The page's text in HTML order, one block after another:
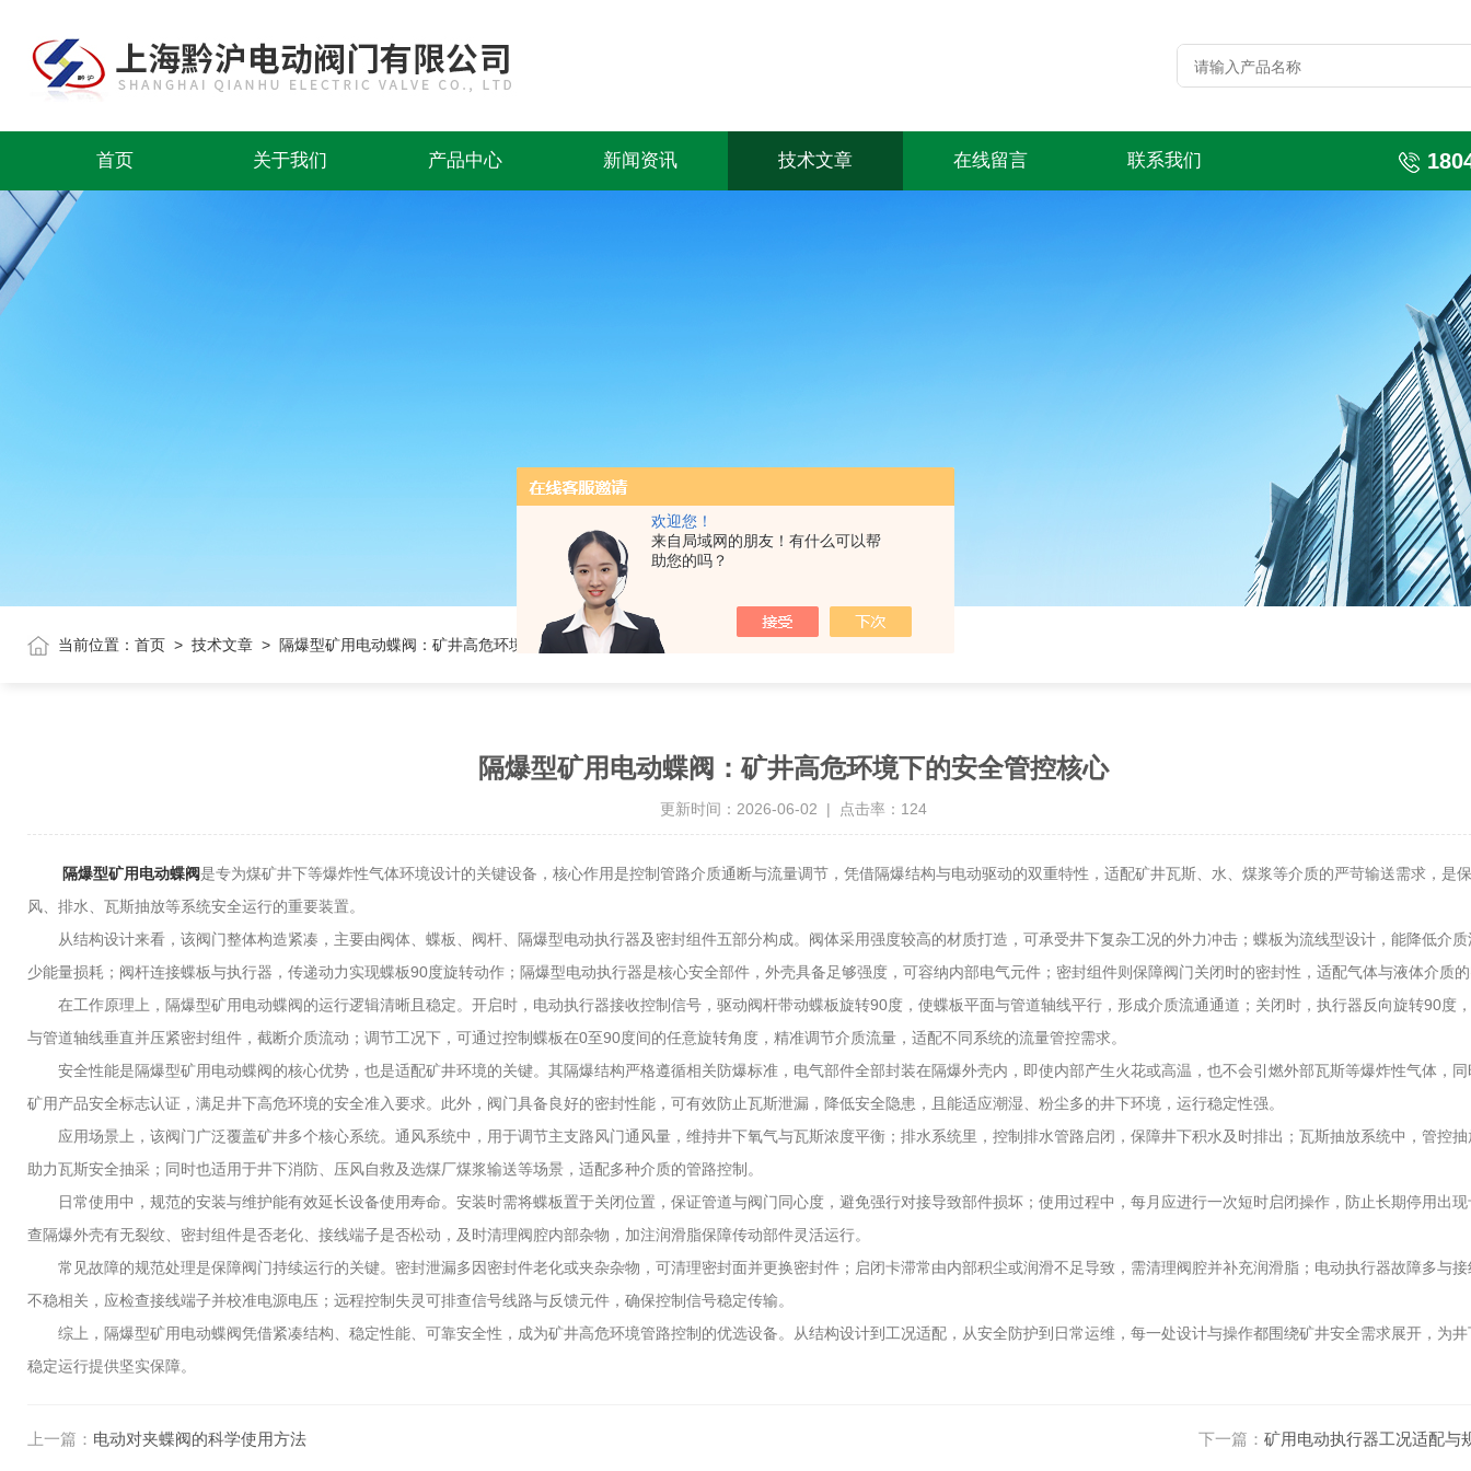
欢迎您！
来自局域网的朋友！有什么可以帮
助您的吗？
首页 关于我们 产品中心 新闻资讯 技术文章 在线留言 联系我们
当前位置： 首页 > 技术文章 > 隔爆型矿用电动蝶阀：矿井高危环境下的安全管控核心
隔爆型矿用电动蝶阀：矿井高危环境下的安全管控核心
更新时间：2026-06-02 | 点击率：124
隔爆型矿用电动蝶阀是专为煤矿井下等爆炸性气体环境设计的关键设备，核心作用是控制管路介质通断与流量调节，凭借隔爆结构与电动驱动的双重特性，适配矿井瓦斯、水、煤浆等介质的严苛输送需求，是
风、排水、瓦斯抽放等系统安全运行的重要装置。
从结构设计来看，该阀门整体构造紧凑，主要由阀体、蝶板、阀杆、隔爆型电动执行器及密封组件五部分构成。阀体采用强度较高的材质打造，可承受井下复杂工况的外力冲击；蝶板为流线型设计，能降低介
少能量损耗；阀杆连接蝶板与执行器，传递动力实现蝶板90度旋转动作；隔爆型电动执行器是核心安全部件，外壳具备足够强度，可容纳内部电气元件；密封组件则保障阀门关闭时的密封性，适配气体与液体介质
在工作原理上，隔爆型矿用电动蝶阀的运行逻辑清晰且稳定。开启时，电动执行器接收控制信号，驱动阀杆带动蝶板旋转90度，使蝶板平面与管道轴线平行，形成介质流通通道；关闭时，执行器反向旋转90度
与管道轴线垂直并压紧密封组件，截断介质流动；调节工况下，可通过控制蝶板在0至90度间的任意旋转角度，精准调节介质流量，适配不同系统的流量管控需求。
安全性能是隔爆型矿用电动蝶阀的核心优势，也是适配矿井环境的关键。其隔爆结构严格遵循相关防爆标准，电气部件全部封装在隔爆外壳内，即使内部产生火花或高温，也不会引燃外部瓦斯等爆炸性气体，
矿用产品安全标志认证，满足井下高危环境的安全准入要求。此外，阀门具备良好的密封性能，可有效防止瓦斯泄漏，降低安全隐患，且能适应潮湿、粉尘多的井下环境，运行稳定性强。
应用场景上，该阀门广泛覆盖矿井多个核心系统。通风系统中，用于调节主支路风门通风量，维持井下氧气与瓦斯浓度平衡；排水系统里，控制排水管路启闭，保障井下积水及时排出；瓦斯抽放系统中，管控
助力瓦斯安全抽采；同时也适用于井下消防、压风自救及选煤厂煤浆输送等场景，适配多种介质的管路控制。
日常使用中，规范的安装与维护能有效延长设备使用寿命。安装时需将蝶板置于关闭位置，保证管道与阀门同心度，避免强行对接导致部件损坏；使用过程中，每月应进行一次短时启闭操作，防止长期停用出
查隔爆外壳有无裂纹、密封组件是否老化、接线端子是否松动，及时清理阀腔内部杂物，加注润滑脂保障传动部件灵活运行。
常见故障的规范处理是保障阀门持续运行的关键。密封泄漏多因密封件老化或夹杂杂物，可清理密封面并更换密封件；启闭卡滞常由内部积尘或润滑不足导致，需清理阀腔并补充润滑脂；电动执行器故障多与
不稳相关，应检查接线端子并校准电源电压；远程控制失灵可排查信号线路与反馈元件，确保控制信号稳定传输。
综上，隔爆型矿用电动蝶阀凭借紧凑结构、稳定性能、可靠安全性，成为矿井高危环境管路控制的优选设备。从结构设计到工况适配，从安全防护到日常运维，每一处设计与操作都围绕矿井安全需求展开，为
稳定运行提供坚实保障。
上一篇： 电动对夹蝶阀的科学使用方法 下一篇： 矿用电动执行器工况适配与